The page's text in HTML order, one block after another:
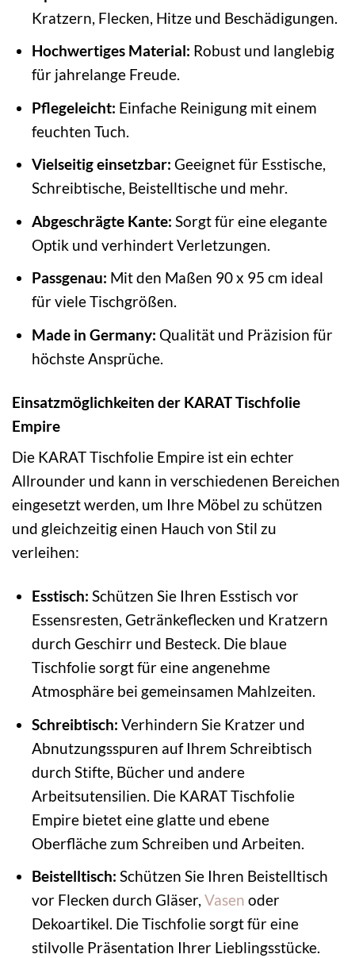
Kratzern, Flecken, Hitze und Beschädigungen.
Hochwertiges Material: Robust und langlebig
für jahrelange Freude.
Pflegeleicht: Einfache Reinigung mit einem
feuchten Tuch.
Vielseitig einsetzbar: Geeignet für Esstische,
Schreibtische, Beistelltische und mehr.
Abgeschrägte Kante: Sorgt für eine elegante
Optik und verhindert Verletzungen.
Passgenau: Mit den Maßen 90 x 95 cm ideal
für viele Tischgrößen.
Made in Germany: Qualität und Präzision für
höchste Ansprüche.
Einsatzmöglichkeiten der KARAT Tischfolie
Empire
Die KARAT Tischfolie Empire ist ein echter
Allrounder und kann in verschiedenen Bereichen
eingesetzt werden, um Ihre Möbel zu schützen
und gleichzeitig einen Hauch von Stil zu
verleihen:
Esstisch: Schützen Sie Ihren Esstisch vor
Essensresten, Getränkeflecken und Kratzern
durch Geschirr und Besteck. Die blaue
Tischfolie sorgt für eine angenehme
Atmosphäre bei gemeinsamen Mahlzeiten.
Schreibtisch: Verhindern Sie Kratzer und
Abnutzungsspuren auf Ihrem Schreibtisch
durch Stifte, Bücher und andere
Arbeitsutensilien. Die KARAT Tischfolie
Empire bietet eine glatte und ebene
Oberfläche zum Schreiben und Arbeiten.
Beistelltisch: Schützen Sie Ihren Beistelltisch
vor Flecken durch Gläser, Vasen oder
Dekoartikel. Die Tischfolie sorgt für eine
stilvolle Präsentation Ihrer Lieblingsstücke.